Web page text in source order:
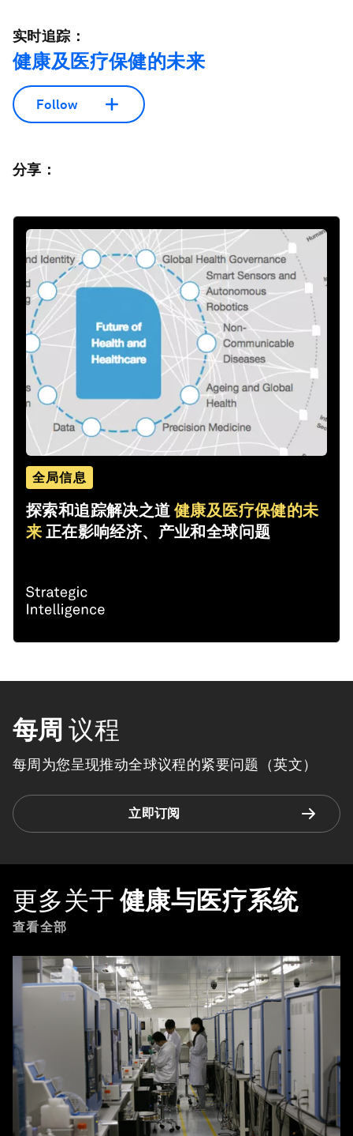
实时追踪：
健康及医疗保健的未来
Follow
分享：
全局信息
探索和追踪解决之道健康及医疗保健的未
来 正在影响经济、产业和全球问题
每周 议程
每周为您呈现推动全球议程的紧要问题（英文）
立即订阅
更多关于 健康与医疗系统
查看全部